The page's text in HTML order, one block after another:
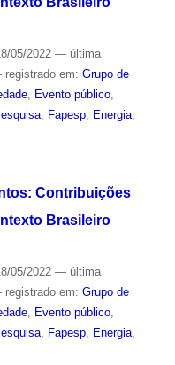
05/2022 — última
em: Grupo de
, Evento público,
, Fapesp, Energia,
Contribuições
Brasileiro
05/2022 — última
em: Grupo de
, Evento público,
, Fapesp, Energia,